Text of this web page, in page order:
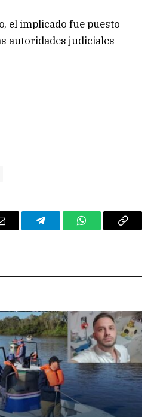
el implicado fue puesto
autoridades judiciales
TelegramWhatsAppCopy